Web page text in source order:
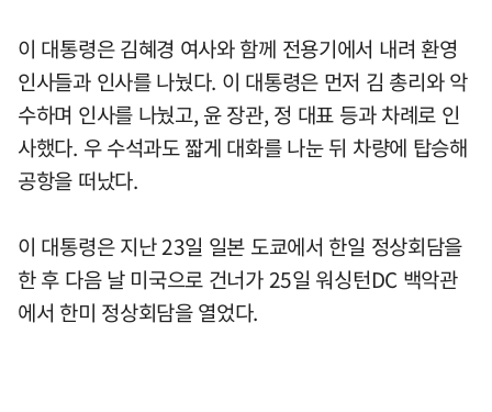
이 대통령은 김혜경 여사와 함께 전용기에서 내려 환영
인사들과 인사를 나눴다. 이 대통령은 먼저 김 총리와 악
수하며 인사를 나눴고, 윤 장관, 정 대표 등과 차례로 인
사했다. 우 수석과도 짧게 대화를 나눈 뒤 차량에 탑승해
공항을 떠났다.
이 대통령은 지난 23일 일본 도쿄에서 한일 정상회담을
한 후 다음 날 미국으로 건너가 25일 워싱턴DC 백악관
에서 한미 정상회담을 열었다.